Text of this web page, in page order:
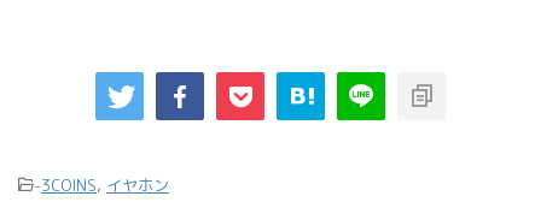
-3COINS, イヤホン